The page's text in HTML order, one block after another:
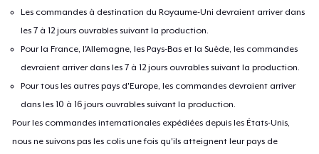
Les commandes à destination du Royaume-Uni devraient arriver dans
les 7 à 12 jours ouvrables suivant la production.
Pour la France, l'Allemagne, les Pays-Bas et la Suède, les commandes
devraient arriver dans les 7 à 12 jours ouvrables suivant la production.
Pour tous les autres pays d'Europe, les commandes devraient arriver
dans les 10 à 16 jours ouvrables suivant la production.
Pour les commandes internationales expédiées depuis les États-Unis,
nous ne suivons pas les colis une fois qu'ils atteignent leur pays de